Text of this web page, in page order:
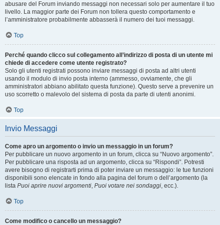
abusare del Forum inviando messaggi non necessari solo per aumentare il tuo
livello. La maggior parte dei Forum non tollera questo comportamento e
l’amministratore probabilmente abbasserà il numero dei tuoi messaggi.
Top
Perché quando clicco sul collegamento all’indirizzo di posta di un utente mi
chiede di accedere come utente registrato?
Solo gli utenti registrati possono inviare messaggi di posta ad altri utenti
usando il modulo di invio posta interno (ammesso, ovviamente, che gli
amministratori abbiano abilitato questa funzione). Questo serve a prevenire un
uso scorretto o malevolo del sistema di posta da parte di utenti anonimi.
Top
Invio Messaggi
Come apro un argomento o invio un messaggio in un forum?
Per pubblicare un nuovo argomento in un forum, clicca su “Nuovo argomento”.
Per pubblicare una risposta ad un argomento, clicca su “Rispondi”. Potresti
avere bisogno di registrarti prima di poter inviare un messaggio: le tue funzioni
disponibili sono elencate in fondo alla pagina del forum o dell’argomento (la
lista Puoi aprire nuovi argomenti, Puoi votare nei sondaggi, ecc.).
Top
Come modifico o cancello un messaggio?